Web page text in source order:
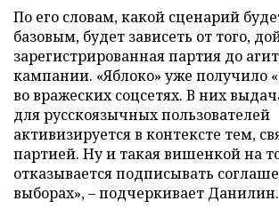
По его словам, какой сценарий
базовым, будет зависеть от того,
зарегистрированная партия до
кампании. «Яблоко» уже получило
во вражеских соцсетях. В них
для русскоязычных пользователей
активизируется в контексте тем,
партией. Ну и такая вишенкой на
отказывается подписывать
выборах», – подчеркивает Данилин.